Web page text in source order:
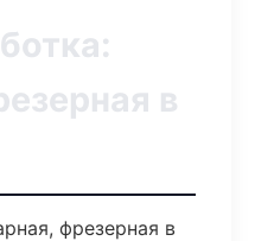
в
фрезерная в